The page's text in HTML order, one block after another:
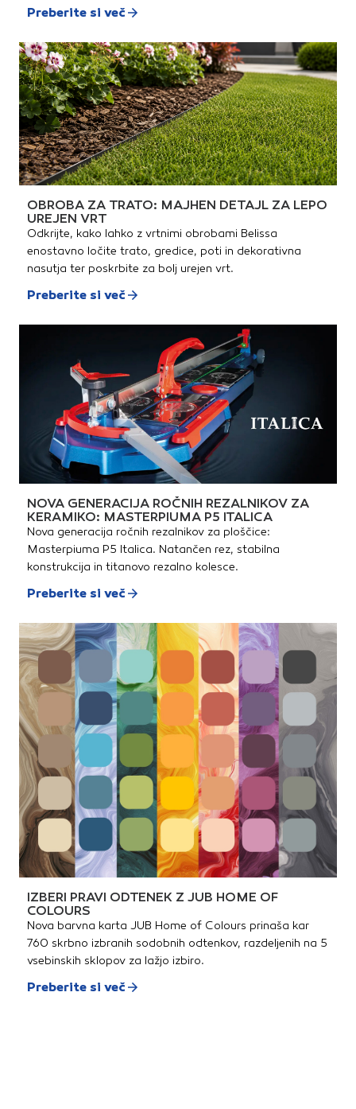
Preberite si več
OBROBA ZA TRATO: MAJHEN DETAJL ZA LEPO
UREJEN VRT
Odkrijte, kako lahko z vrtnimi obrobami Belissa
enostavno ločite trato, gredice, poti in dekorativna
nasutja ter poskrbite za bolj urejen vrt.
Preberite si več
NOVA GENERACIJA ROČNIH REZALNIKOV ZA
KERAMIKO: MASTERPIUMA P5 ITALICA
Nova generacija ročnih rezalnikov za ploščice:
Masterpiuma P5 Italica. Natančen rez, stabilna
konstrukcija in titanovo rezalno kolesce.
Preberite si več
IZBERI PRAVI ODTENEK Z JUB HOME OF
COLOURS
Nova barvna karta JUB Home of Colours prinaša kar
760 skrbno izbranih sodobnih odtenkov, razdeljenih na 5
vsebinskih sklopov za lažjo izbiro.
Preberite si več